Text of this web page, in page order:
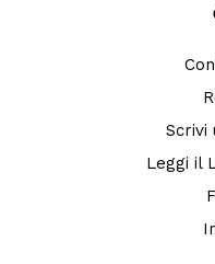
Scrivi
Leggi il